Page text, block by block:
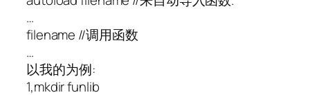
…
filename //调用函数
…
以我的为例:
1,mkdir funlib